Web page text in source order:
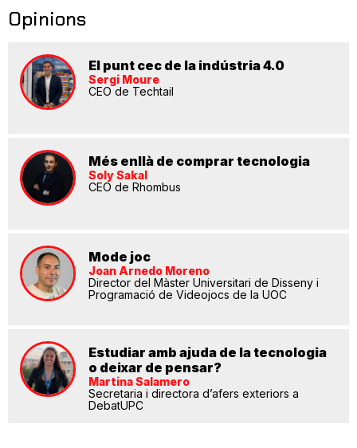
Opinions
El punt cec de la indústria 4.0
Sergi Moure
CEO de Techtail
Més enllà de comprar tecnologia
Soly Sakal
CEO de Rhombus
Mode joc
Joan Arnedo Moreno
Director del Màster Universitari de Disseny i
Programació de Videojocs de la UOC
Estudiar amb ajuda de la tecnologia
o deixar de pensar?
Martina Salamero
Secretaria i directora d’afers exteriors a
DebatUPC